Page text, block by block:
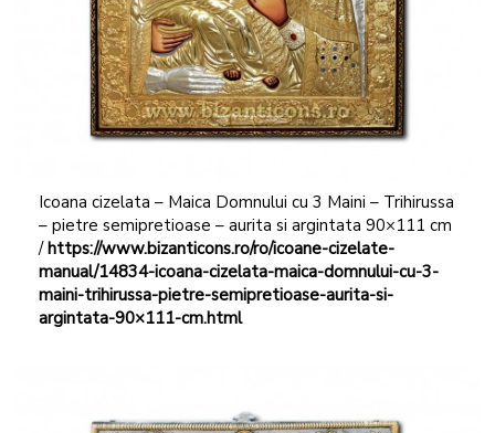
Icoana cizelata – Maica Domnului cu 3 Maini – Trihirussa
– pietre semipretioase – aurita si argintata 90×111 cm
/https://www.bizanticons.ro/ro/icoane-cizelate-
manual/14834-icoana-cizelata-maica-domnului-cu-3-
maini-trihirussa-pietre-semipretioase-aurita-si-
argintata-90×111-cm.html